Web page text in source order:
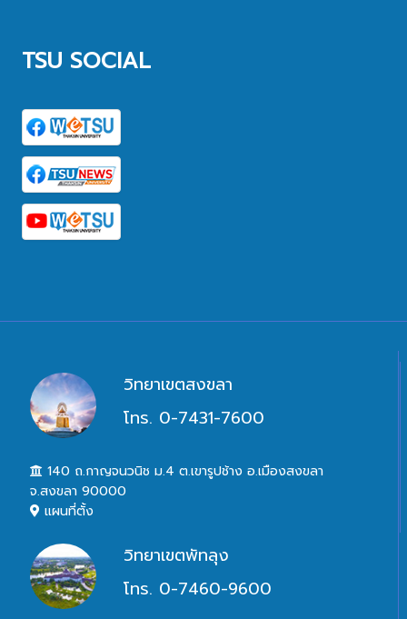
TSU SOCIAL
วิทยาเขตสงขลา
โทร. 0-7431-7600
140 ถ.กาญจนวนิช ม.4 ต.เขารูปช้าง อ.เมืองสงขลา
จ.สงขลา 90000
แผนที่ตั้ง
วิทยาเขตพัทลุง
โทร. 0-7460-9600